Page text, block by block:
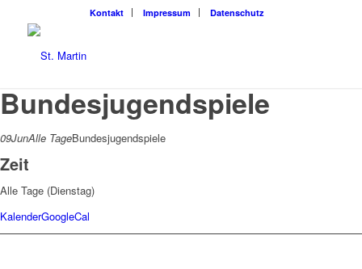
Kon­takt Impres­sum Daten­schutz
Bundesjugendspiele
09JunAlle TageBundesjugendspiele
Zeit
Alle Tage (Dienstag)
KalenderGoogleCal